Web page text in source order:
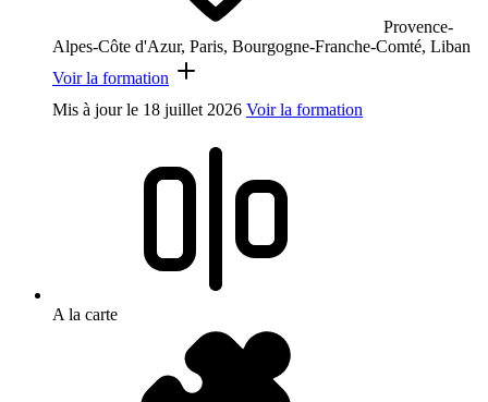
Provence-
Alpes-Côte d'Azur, Paris, Bourgogne-Franche-Comté, Liban
Voir la formation
Mis à jour le 18 juillet 2026 Voir la formation
A la carte